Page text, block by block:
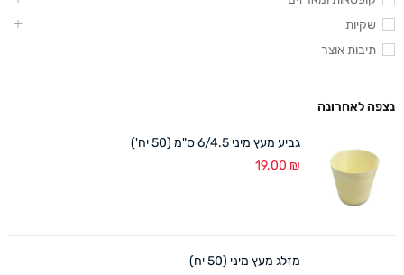
שקיות
תיבות אוצר
נצפה לאחרונה
גביע מעץ מיני 6/4.5 ס"מ (50 יח')
19.00 ₪
מזלג מעץ מיני (50 יח)